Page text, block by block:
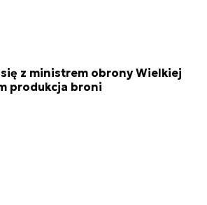
się z ministrem obrony Wielkiej
produkcja broni